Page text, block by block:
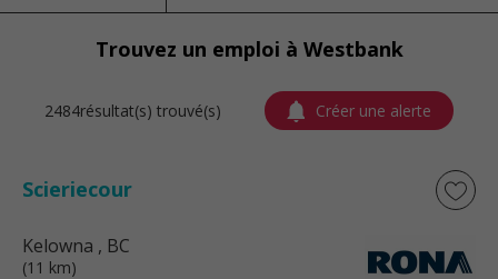
Trouvez un emploi à Westbank
2484résultat(s) trouvé(s) Créer une alerte
Scieriecour
Kelowna , BC
(11 km)